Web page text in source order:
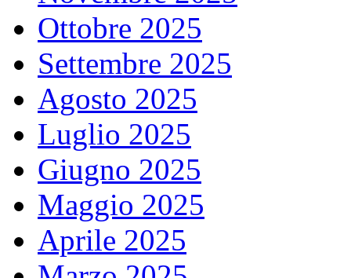
Ottobre 2025
Settembre 2025
Agosto 2025
Luglio 2025
Giugno 2025
Maggio 2025
Aprile 2025